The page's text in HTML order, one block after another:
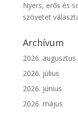
Nyers, erős és
szövetet
Archívum
2026. augusztus
2026. július
2026. június
2026. május